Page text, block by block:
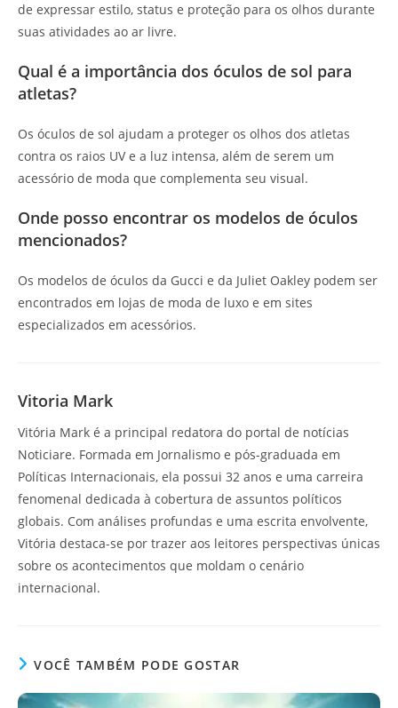
de expressar estilo, status e proteção para os olhos durante
suas atividades ao ar livre.
Qual é a importância dos óculos de sol para
atletas?
Os óculos de sol ajudam a proteger os olhos dos atletas
contra os raios UV e a luz intensa, além de serem um
acessório de moda que complementa seu visual.
Onde posso encontrar os modelos de óculos
mencionados?
Os modelos de óculos da Gucci e da Juliet Oakley podem ser
encontrados em lojas de moda de luxo e em sites
especializados em acessórios.
Vitoria Mark
Vitória Mark é a principal redatora do portal de notícias
Noticiare. Formada em Jornalismo e pós-graduada em
Políticas Internacionais, ela possui 32 anos e uma carreira
fenomenal dedicada à cobertura de assuntos políticos
globais. Com análises profundas e uma escrita envolvente,
Vitória destaca-se por trazer aos leitores perspectivas únicas
sobre os acontecimentos que moldam o cenário
internacional.
VOCÊ TAMBÉM PODE GOSTAR